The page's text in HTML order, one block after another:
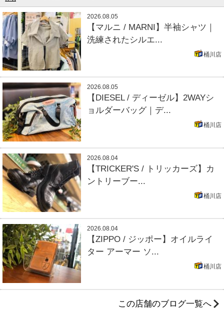
2026.08.05
【マルニ / MARNI】半袖シャツ｜
洗練されたシルエ...
桶川店
2026.08.05
【DIESEL / ディーゼル】2WAYシ
ョルダーバッグ｜デ...
桶川店
2026.08.04
【TRICKER'S / トリッカーズ】カ
ントリーブー...
桶川店
2026.08.04
【ZIPPO / ジッポー】オイルライ
ター アーマー ソ...
桶川店
この店舗のブログ一覧へ